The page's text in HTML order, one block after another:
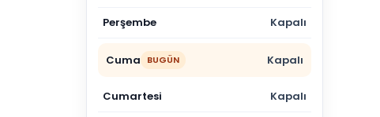
Perşembe Kapalı
Cuma BUGÜN Kapalı
Cumartesi Kapalı